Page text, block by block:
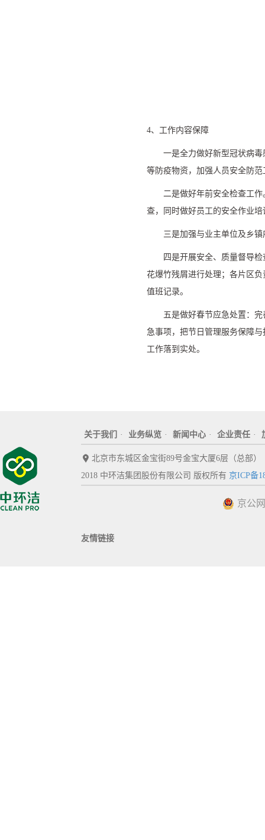
4、工作内容保障
一是全力做好新型冠状病
等防疫物资，加强人员安全防
二是做好年前安全检查工
查，同时做好员工的安全作业培
三是加强与业主单位及乡
四是开展安全、质量督导
花爆竹残屑进行处理；各片区
值班记录。
五是做好春节应急处置：
急事项，把节日管理服务保障
工作落到实处。
关于我们 · 业务纵览 · 新闻中心 · 企业责任 ·
北京市东城区金宝街89号金宝大厦6层（总部）
2018 中环洁集团股份有限公司 版权所有 京ICP备
京公
友情链接